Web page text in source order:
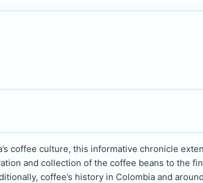
coffee culture, this informative chronicle
and collection of the coffee beans to the
coffee’s history in Colombia and